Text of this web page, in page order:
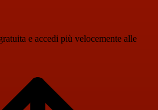
e accedi più velocemente alle